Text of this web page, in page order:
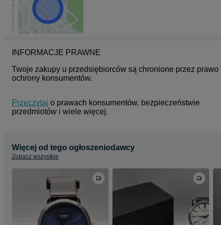
INFORMACJE PRAWNE
Twoje zakupy u przedsiębiorców są chronione przez prawo
ochrony konsumentów.
Przeczytaj o prawach konsumentów, bezpieczeństwie
przedmiotów i wiele więcej.
Więcej od tego ogłoszeniodawcy
Zobacz wszystkie